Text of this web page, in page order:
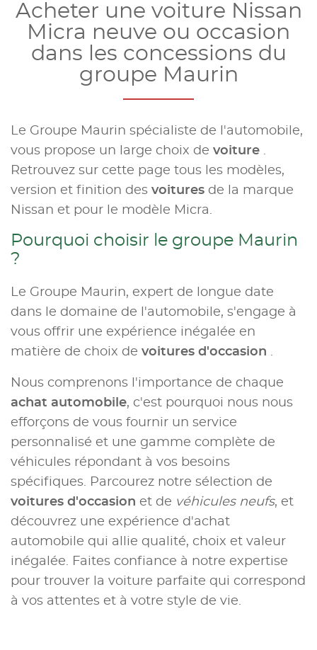
Acheter une voiture Nissan
Micra neuve ou occasion
dans les concessions du
groupe Maurin
Le Groupe Maurin spécialiste de l'automobile,
vous propose un large choix de voiture .
Retrouvez sur cette page tous les modèles,
version et finition des voitures de la marque
Nissan et pour le modèle Micra.
Pourquoi choisir le groupe Maurin
?
Le Groupe Maurin, expert de longue date
dans le domaine de l'automobile, s'engage à
vous offrir une expérience inégalée en
matière de choix de voitures d'occasion .
Nous comprenons l'importance de chaque
achat automobile, c'est pourquoi nous nous
efforçons de vous fournir un service
personnalisé et une gamme complète de
véhicules répondant à vos besoins
spécifiques. Parcourez notre sélection de
voitures d'occasion et de véhicules neufs, et
découvrez une expérience d'achat
automobile qui allie qualité, choix et valeur
inégalée. Faites confiance à notre expertise
pour trouver la voiture parfaite qui correspond
à vos attentes et à votre style de vie.